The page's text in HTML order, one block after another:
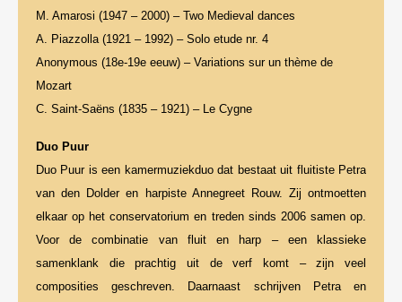
M. Amarosi (1947 – 2000) – Two Medieval dances
A. Piazzolla (1921 – 1992) – Solo etude nr. 4
Anonymous (18e-19e eeuw) – Variations sur un thème de
Mozart
C. Saint-Saëns (1835 – 1921) – Le Cygne
Duo Puur
Duo Puur is een kamermuziekduo dat bestaat uit fluitiste Petra
van den Dolder en harpiste Annegreet Rouw. Zij ontmoetten
elkaar op het conservatorium en treden sinds 2006 samen op.
Voor de combinatie van fluit en harp – een klassieke
samenklank die prachtig uit de verf komt – zijn veel
composities geschreven. Daarnaast schrijven Petra en